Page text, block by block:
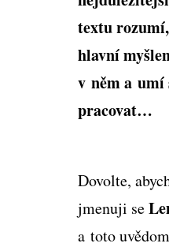
textu
hlavní
v něm a
pracovat…
Dovolte,
jmenuji se
a toto